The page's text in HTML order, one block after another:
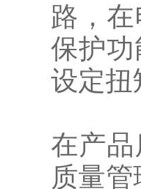
路，
保护
设定扭
在产
质量